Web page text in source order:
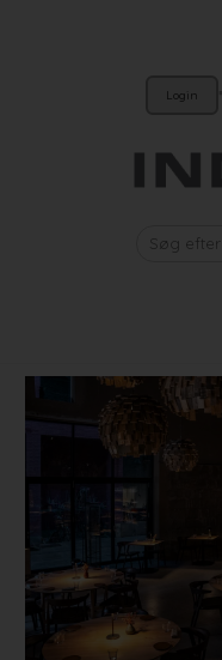
Login
Møbler
Belysning
Bad og køkken
Portrætter